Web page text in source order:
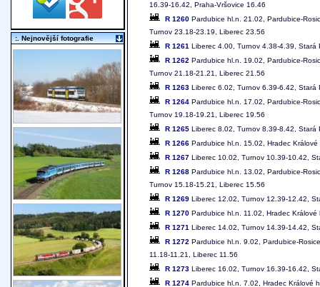
16.39-16.42, Praha-Vršovice 16.46
R 1260 Pardubice hl.n. 21.02, Pardubice-
Turnov 23.18-23.19, Liberec 23.56
R 1261 Liberec 4.00, Turnov 4.38-4.39,
R 1262 Pardubice hl.n. 19.02, Pardubice-
Turnov 21.18-21.21, Liberec 21.56
R 1263 Liberec 6.02, Turnov 6.39-6.42,
R 1264 Pardubice hl.n. 17.02, Pardubice-
Turnov 19.18-19.21, Liberec 19.56
R 1265 Liberec 8.02, Turnov 8.39-8.42,
R 1266 Pardubice hl.n. 15.02, Hradec
R 1267 Liberec 10.02, Turnov 10.39-10.42,
R 1268 Pardubice hl.n. 13.02, Pardubice-
Turnov 15.18-15.21, Liberec 15.56
R 1269 Liberec 12.02, Turnov 12.39-12.42,
R 1270 Pardubice hl.n. 11.02, Hradec
R 1271 Liberec 14.02, Turnov 14.39-14.42,
R 1272 Pardubice hl.n. 9.02, Pardubice-
11.18-11.21, Liberec 11.56
R 1273 Liberec 16.02, Turnov 16.39-16.42,
R 1274 Pardubice hl.n. 7.02, Hradec Králové
:. Nejnovější fotografie